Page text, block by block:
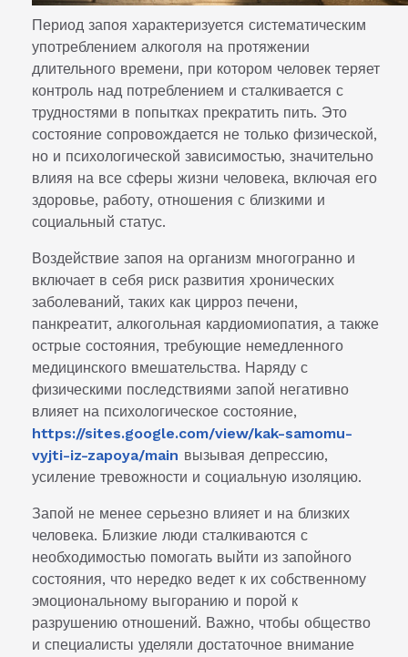
Период запоя характеризуется систематическим
употреблением алкоголя на протяжении
длительного времени, при котором человек теряет
контроль над потреблением и сталкивается с
трудностями в попытках прекратить пить. Это
состояние сопровождается не только физической,
но и психологической зависимостью, значительно
влияя на все сферы жизни человека, включая его
здоровье, работу, отношения с близкими и
социальный статус.
Воздействие запоя на организм многогранно и
включает в себя риск развития хронических
заболеваний, таких как цирроз печени,
панкреатит, алкогольная кардиомиопатия, а также
острые состояния, требующие немедленного
медицинского вмешательства. Наряду с
физическими последствиями запой негативно
влияет на психологическое состояние,
https://sites.google.com/view/kak-samomu-
vyjti-iz-zapoya/main вызывая депрессию,
усиление тревожности и социальную изоляцию.
Запой не менее серьезно влияет и на близких
человека. Близкие люди сталкиваются с
необходимостью помогать выйти из запойного
состояния, что нередко ведет к их собственному
эмоциональному выгоранию и порой к
разрушению отношений. Важно, чтобы общество
и специалисты уделяли достаточное внимание